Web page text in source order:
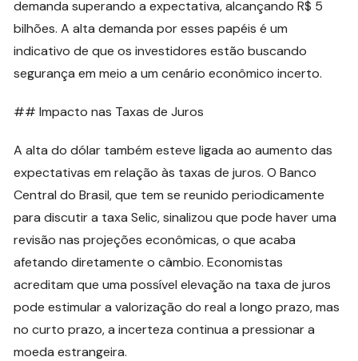
demanda superando a expectativa, alcançando R$ 5
bilhões. A alta demanda por esses papéis é um
indicativo de que os investidores estão buscando
segurança em meio a um cenário econômico incerto.
## Impacto nas Taxas de Juros
A alta do dólar também esteve ligada ao aumento das
expectativas em relação às taxas de juros. O Banco
Central do Brasil, que tem se reunido periodicamente
para discutir a taxa Selic, sinalizou que pode haver uma
revisão nas projeções econômicas, o que acaba
afetando diretamente o câmbio. Economistas
acreditam que uma possível elevação na taxa de juros
pode estimular a valorização do real a longo prazo, mas
no curto prazo, a incerteza continua a pressionar a
moeda estrangeira.